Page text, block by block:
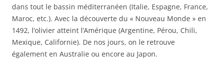
dans tout le bassin méditerranéen (Italie, Espagne, France,
Maroc, etc.). Avec la découverte du « Nouveau Monde » en
1492, l’olivier atteint l’Amérique (Argentine, Pérou, Chili,
Mexique, Californie). De nos jours, on le retrouve
également en Australie ou encore au Japon.